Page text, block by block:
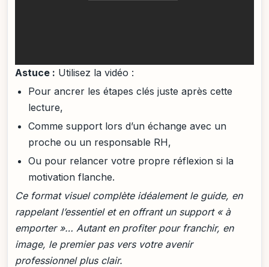
Astuce : Utilisez la vidéo :
Pour ancrer les étapes clés juste après cette
lecture,
Comme support lors d’un échange avec un
proche ou un responsable RH,
Ou pour relancer votre propre réflexion si la
motivation flanche.
Ce format visuel complète idéalement le guide, en
rappelant l’essentiel et en offrant un support « à
emporter »… Autant en profiter pour franchir, en
image, le premier pas vers votre avenir
professionnel plus clair.